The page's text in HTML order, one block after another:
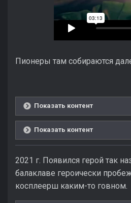
Пионеры там собираются
Показать контент
Показать контент
2021 г. Появился герой так
балаклаве героически
косплеерш каким-то говном.